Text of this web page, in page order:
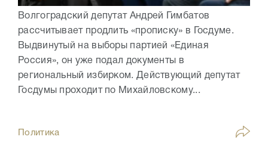
Волгоградский депутат Андрей Гимбатов
рассчитывает продлить «прописку» в Госдуме.
Выдвинутый на выборы партией «Единая
Россия», он уже подал документы в
региональный избирком. Действующий депутат
Госдумы проходит по Михайловскому...
Политика